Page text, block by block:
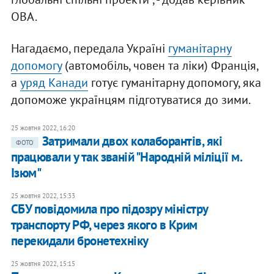
ОВА.
Нагадаємо, передала Україні гуманітарну
допомогу(автомобіль, човен та ліки) Франція,
а уряд Канади готує гуманітарну допомогу, яка
допоможе українцям підготуватися до зими.
25 жовтня 2022, 16:20
ФОТО
​Затримали двох колаборантів, які
працювали у так званій "Народній міліції м.
Ізюм"
25 жовтня 2022, 15:33
​СБУ повідомила про підозру міністру
транспорту РФ, через якого в Крим
перекидали бронетехніку
25 жовтня 2022, 15:15